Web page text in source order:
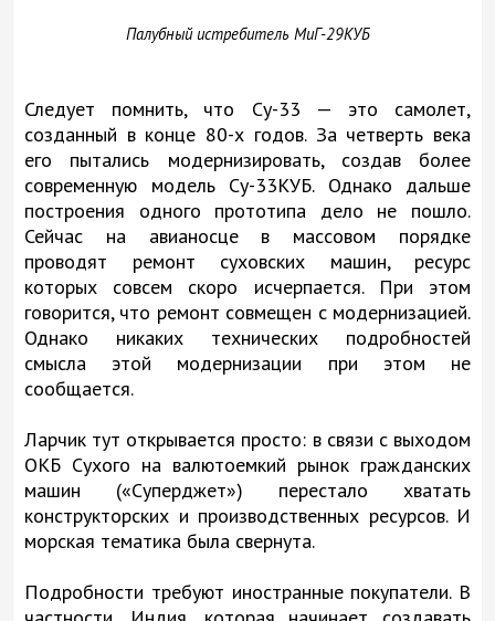
Палубный истребитель МиГ-29КУБ
Следует помнить, что Су-33 — это самолет,
созданный в конце 80-х годов. За четверть века
его пытались модернизировать, создав более
современную модель Су-33КУБ. Однако дальше
построения одного прототипа дело не пошло.
Сейчас на авианосце в массовом порядке
проводят ремонт суховских машин, ресурс
которых совсем скоро исчерпается. При этом
говорится, что ремонт совмещен с модернизацией.
Однако никаких технических подробностей
смысла этой модернизации при этом не
сообщается.
Ларчик тут открывается просто: в связи с выходом
ОКБ Сухого на валютоемкий рынок гражданских
машин («Суперджет») перестало хватать
конструкторских и производственных ресурсов. И
морская тематика была свернута.
Подробности требуют иностранные покупатели. В